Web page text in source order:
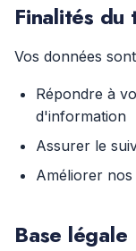
Finalités
Vos données
Répondre à
d'information
Assurer le
Améliorer nos
Base légale